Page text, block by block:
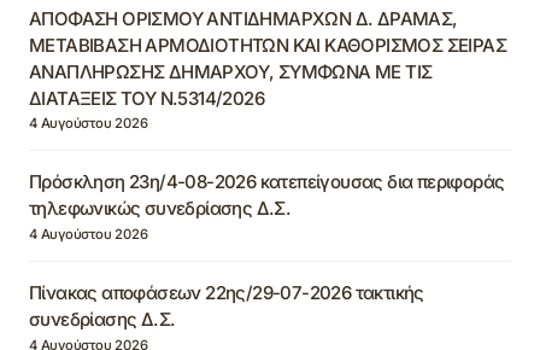
ΑΠΟΦΑΣΗ ΟΡΙΣΜΟΥ ΑΝΤΙΔΗΜΑΡΧΩΝ Δ. ΔΡΑΜΑΣ,
ΜΕΤΑΒΙΒΑΣΗ ΑΡΜΟΔΙΟΤΗΤΩΝ ΚΑΙ ΚΑΘΟΡΙΣΜΟΣ ΣΕΙΡΑΣ
ΑΝΑΠΛΗΡΩΣΗΣ ΔΗΜΑΡΧΟΥ, ΣΥΜΦΩΝΑ ΜΕ ΤΙΣ
ΔΙΑΤΑΞΕΙΣ ΤΟΥ Ν.5314/2026
4 Αυγούστου 2026
Πρόσκληση 23η/4-08-2026 κατεπείγουσας δια περιφοράς
τηλεφωνικώς συνεδρίασης Δ.Σ.
4 Αυγούστου 2026
Πίνακας αποφάσεων 22ης/29-07-2026 τακτικής
συνεδρίασης Δ.Σ.
4 Αυγούστου 2026